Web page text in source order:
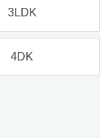
3LDK
4DK